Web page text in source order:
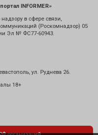
INFORMER»
в сфере связи,
(Роскомнадзор) 05
Эл № ФС77-60943.
ул. Руднева 26.
18+